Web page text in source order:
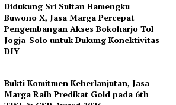
Didukung Sri Sultan Hamengku
Buwono X, Jasa Marga Percepat
Pengembangan Akses Bokoharjo Tol
Jogja-Solo untuk Dukung Konektivitas
DIY
Bukti Komitmen Keberlanjutan, Jasa
Marga Raih Predikat Gold pada 6th